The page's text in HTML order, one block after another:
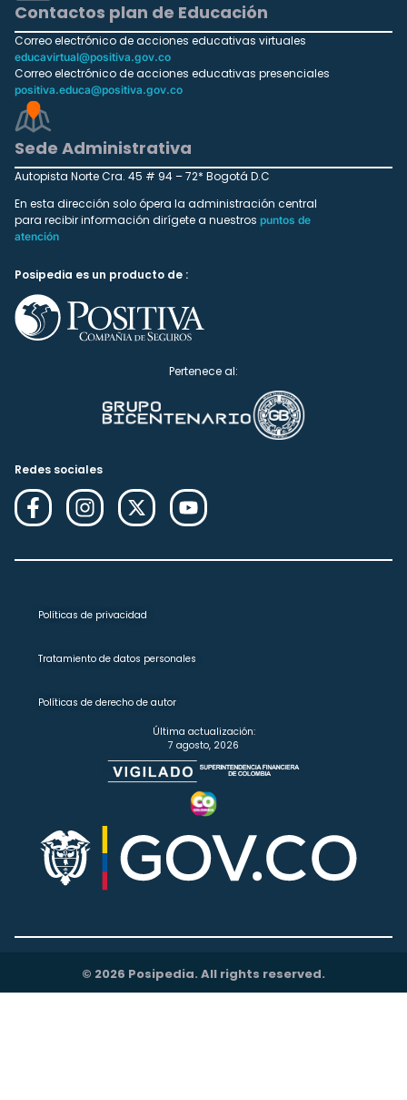
Contactos plan de Educación
Correo electrónico de acciones educativas virtuales
educavirtual@positiva.gov.co
Correo electrónico de acciones educativas presenciales
positiva.educa@positiva.gov.co
Sede Administrativa
Autopista Norte Cra. 45 # 94 – 72* Bogotá D.C
En esta dirección solo ópera la administración central
para recibir información dirígete a nuestros puntos de
atención
Posipedia es un producto de :
Pertenece al:
Redes sociales
Políticas de privacidad
Tratamiento de datos personales
Políticas de derecho de autor
Última actualización:
7 agosto, 2026
© 2026 Posipedia. All rights reserved.